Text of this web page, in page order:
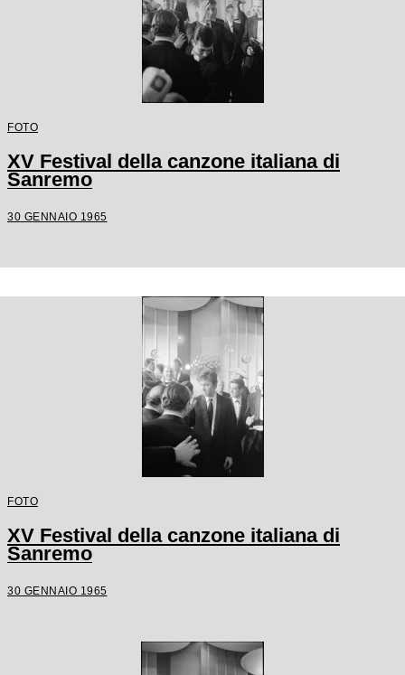
FOTO
XV Festival della canzone italiana di
Sanremo
30 GENNAIO 1965
FOTO
XV Festival della canzone italiana di
Sanremo
30 GENNAIO 1965